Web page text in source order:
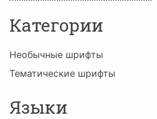
Категории
Необычные шрифты
Тематические шрифты
Языки